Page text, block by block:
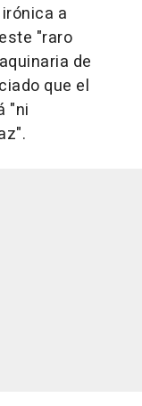
a
"raro
de
que el
"ni